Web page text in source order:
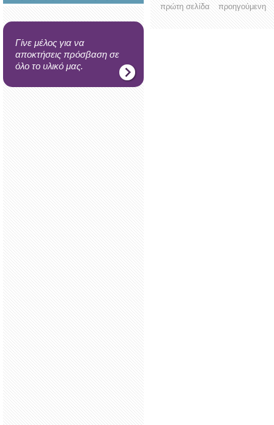
Γίνε μέλος για να
αποκτήσεις πρόσβαση σε
όλο το υλικό μας.
πρώτη σελίδα προηγούμενη